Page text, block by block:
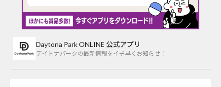
Daytona Park ONLINE 公式アプリ
デイトナパークの最新情報をイチ早くお知らせ！